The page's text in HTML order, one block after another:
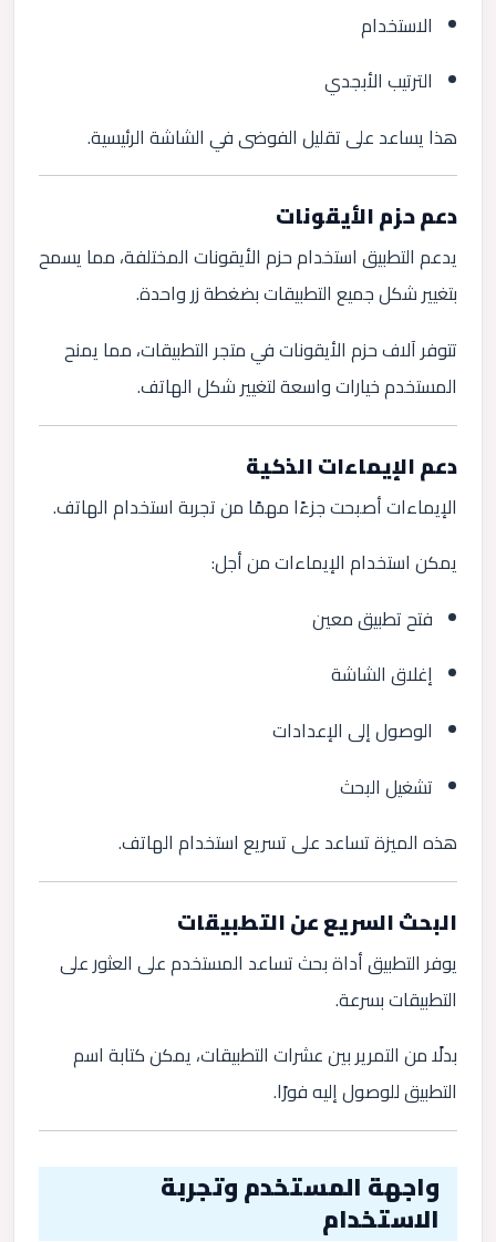
الاستخدام
الترتيب الأبجدي
هذا يساعد على تقليل الفوضى في الشاشة الرئيسية.
دعم حزم الأيقونات
يدعم التطبيق استخدام حزم الأيقونات المختلفة، مما يسمح
بتغيير شكل جميع التطبيقات بضغطة زر واحدة.
تتوفر آلاف حزم الأيقونات في متجر التطبيقات، مما يمنح
المستخدم خيارات واسعة لتغيير شكل الهاتف.
دعم الإيماءات الذكية
الإيماءات أصبحت جزءًا مهمًا من تجربة استخدام الهاتف.
يمكن استخدام الإيماءات من أجل:
فتح تطبيق معين
إغلاق الشاشة
الوصول إلى الإعدادات
تشغيل البحث
هذه الميزة تساعد على تسريع استخدام الهاتف.
البحث السريع عن التطبيقات
يوفر التطبيق أداة بحث تساعد المستخدم على العثور على
التطبيقات بسرعة.
بدلًا من التمرير بين عشرات التطبيقات، يمكن كتابة اسم
التطبيق للوصول إليه فورًا.
واجهة المستخدم وتجربة
الاستخدام